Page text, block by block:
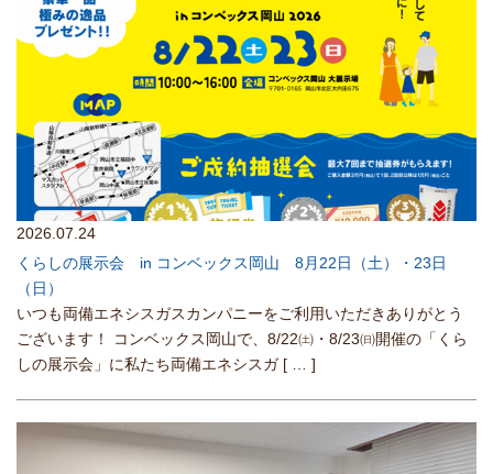
2026.07.24
くらしの展示会 in コンベックス岡山 8月22日（土）・23日
（日）
いつも両備エネシスガスカンパニーをご利用いただきありがとう
ございます！ コンベックス岡山で、8/22㈯・8/23㈰開催の「くら
しの展示会」に私たち両備エネシスガ [ … ]